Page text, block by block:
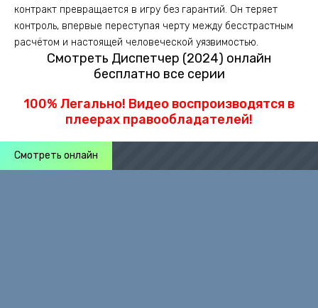
контракт превращается в игру без гарантий. Он теряет
контроль, впервые переступая черту между бесстрастным
расчётом и настоящей человеческой уязвимостью.
Смотреть Диспетчер (2024) онлайн
бесплатно все серии
100% Легально! Видео воспроизводятся в
плеерах правообладателей!
Смотреть онлайн